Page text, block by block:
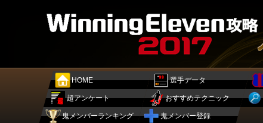
HOME 選手データ
超アンケート おすすめテクニック
鬼メンバーランキング 鬼メンバー登録